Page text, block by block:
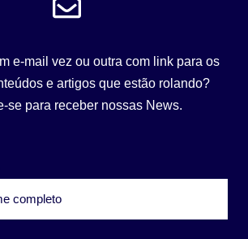
e-mail vez ou outra com link para os
e artigos que estão rolando?
se para receber nossas News.